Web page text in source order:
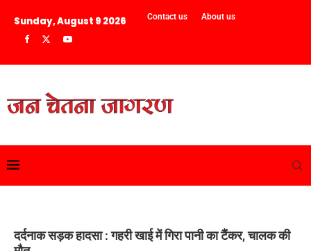
Sunday, August 9 2026 Contact us About us
दर्दनाक सड़क हादसा : गहरी खाई में गिरा पानी का टैंकर, चालक की